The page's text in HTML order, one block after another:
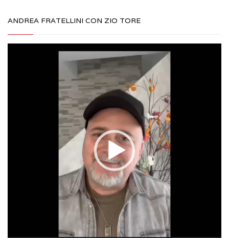
ANDREA FRATELLINI CON ZIO TORE